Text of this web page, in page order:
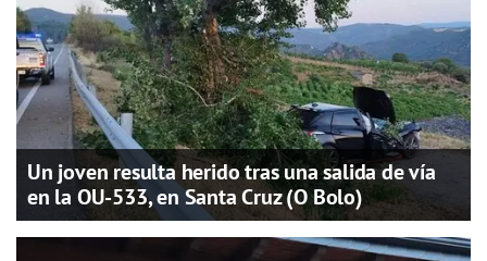
Un joven resulta herido tras una salida de vía
en la OU-533, en Santa Cruz (O Bolo)